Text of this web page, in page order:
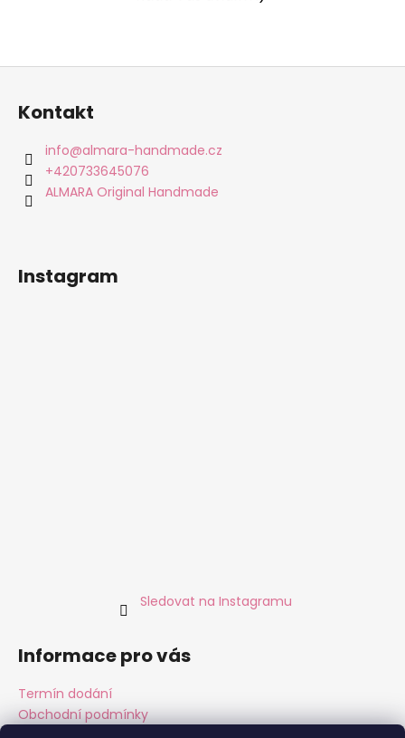
Z
Kontakt
info@almara-handmade.cz
+420733645076
ALMARA Original Handmade
Instagram
Sledovat na Instagramu
Informace pro vás
Termín dodání
Obchodní podmínky